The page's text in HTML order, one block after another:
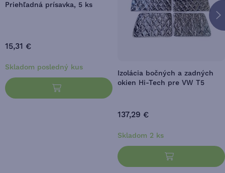
Priehľadná prísavka, 5 ks
15,31 €
Skladom posledný kus
Izolácia bočných a zadných
okien Hi-Tech pre VW T5
137,29 €
Skladom 2 ks